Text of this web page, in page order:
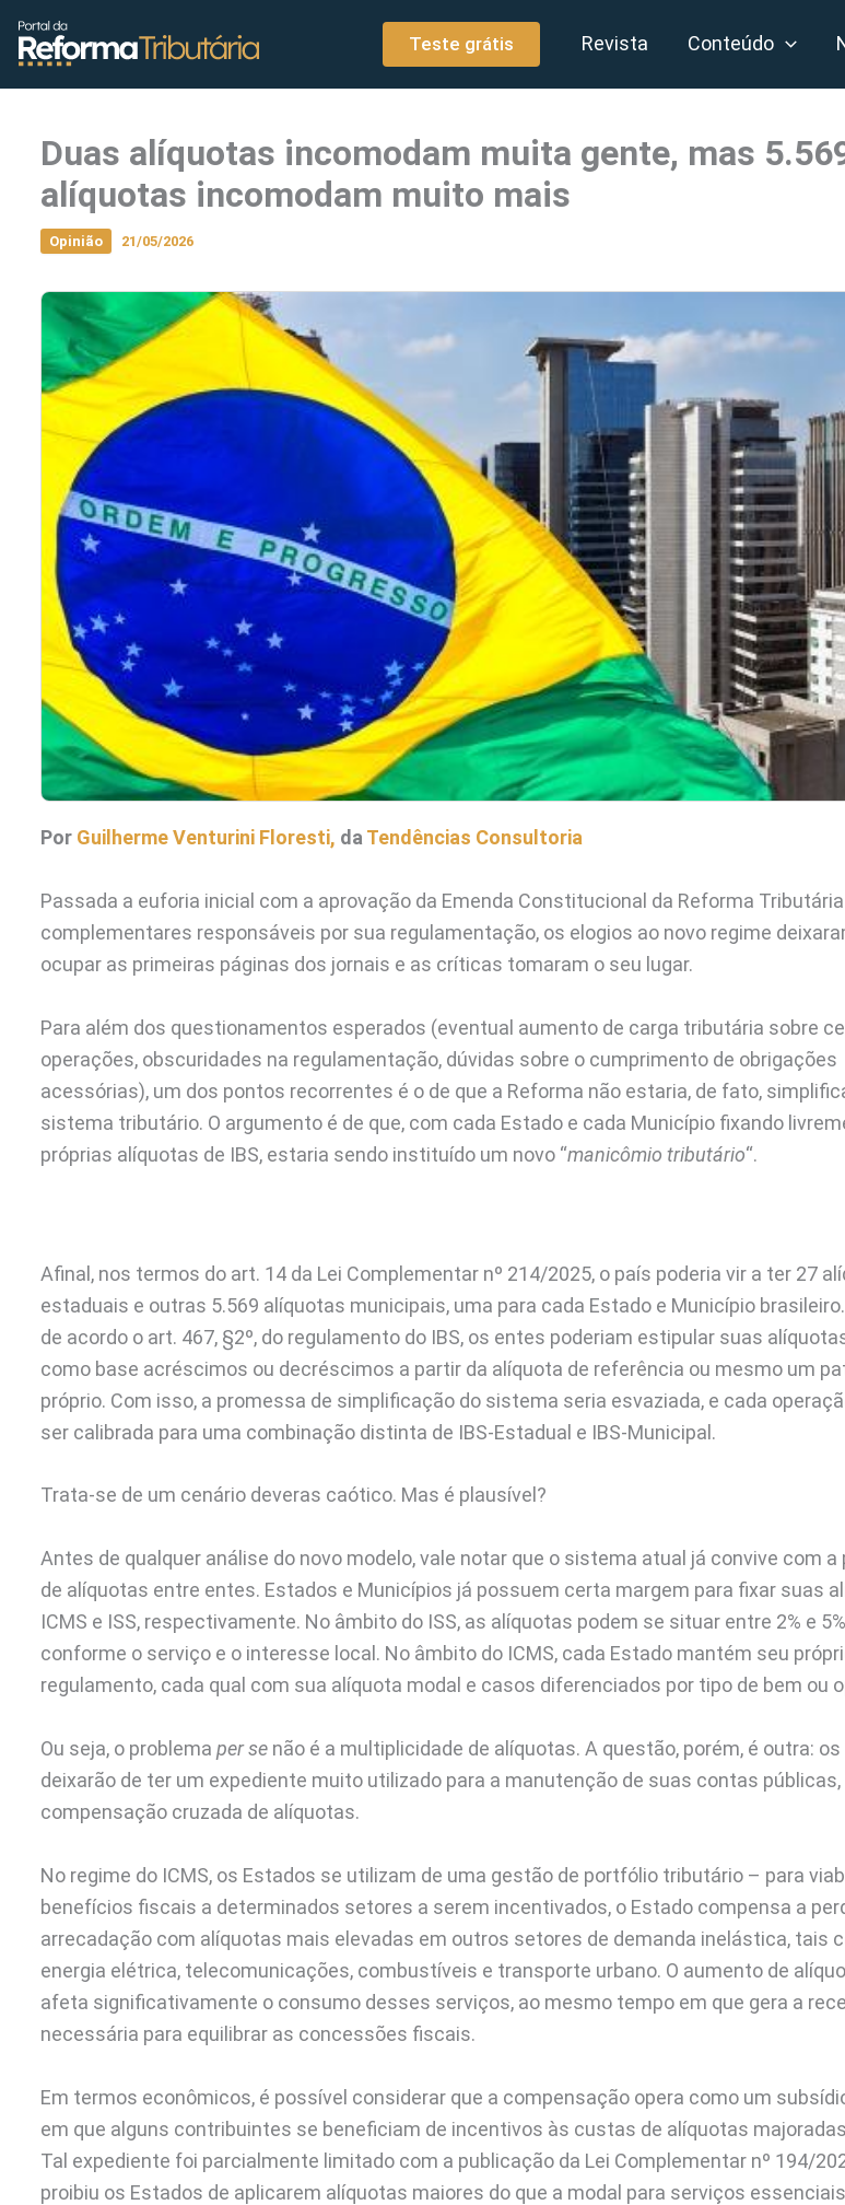
conteúdo
Teste grátis Revista Conteúdo
Duas alíquotas incomodam muita gente, mas
alíquotas incomodam muito mais
Opinião 21/05/2026
Por Guilherme Venturini Floresti, da Tendências Consultoria
Passada a euforia inicial com a aprovação da Emenda Constitucional da Reforma
complementares responsáveis por sua regulamentação, os elogios ao novo regime
ocupar as primeiras páginas dos jornais e as críticas tomaram o seu lugar.
Para além dos questionamentos esperados (eventual aumento de carga tributária sobre
operações, obscuridades na regulamentação, dúvidas sobre o cumprimento de obrigações
acessórias), um dos pontos recorrentes é o de que a Reforma não estaria, de fato,
sistema tributário. O argumento é de que, com cada Estado e cada Município fixando
próprias alíquotas de IBS, estaria sendo instituído um novo “manicômio tributário“.
Afinal, nos termos do art. 14 da Lei Complementar nº 214/2025, o país poderia vir a ter 27
estaduais e outras 5.569 alíquotas municipais, uma para cada Estado e Município
de acordo o art. 467, §2º, do regulamento do IBS, os entes poderiam estipular suas
como base acréscimos ou decréscimos a partir da alíquota de referência ou mesmo um
próprio. Com isso, a promessa de simplificação do sistema seria esvaziada, e cada
ser calibrada para uma combinação distinta de IBS-Estadual e IBS-Municipal.
Trata-se de um cenário deveras caótico. Mas é plausível?
Antes de qualquer análise do novo modelo, vale notar que o sistema atual já convive com a
de alíquotas entre entes. Estados e Municípios já possuem certa margem para fixar suas
ICMS e ISS, respectivamente. No âmbito do ISS, as alíquotas podem se situar entre 2% e
conforme o serviço e o interesse local. No âmbito do ICMS, cada Estado mantém seu
regulamento, cada qual com sua alíquota modal e casos diferenciados por tipo de bem ou
Ou seja, o problema per se não é a multiplicidade de alíquotas. A questão, porém, é outra:
deixarão de ter um expediente muito utilizado para a manutenção de suas contas públicas,
compensação cruzada de alíquotas.
No regime do ICMS, os Estados se utilizam de uma gestão de portfólio tributário – para
benefícios fiscais a determinados setores a serem incentivados, o Estado compensa a
arrecadação com alíquotas mais elevadas em outros setores de demanda inelástica, tais
energia elétrica, telecomunicações, combustíveis e transporte urbano. O aumento de
afeta significativamente o consumo desses serviços, ao mesmo tempo em que gera a
necessária para equilibrar as concessões fiscais.
Em termos econômicos, é possível considerar que a compensação opera como um
em que alguns contribuintes se beneficiam de incentivos às custas de alíquotas
Tal expediente foi parcialmente limitado com a publicação da Lei Complementar nº 194/
proibiu os Estados de aplicarem alíquotas maiores do que a modal para serviços